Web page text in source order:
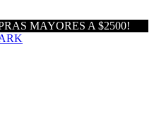
MAYORES A $2500!